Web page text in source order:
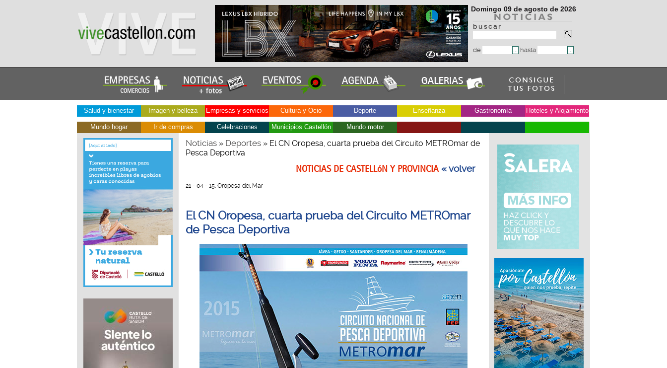
Domingo 09 de agosto de 2026
b u s c a r
de hasta
Salud y bienestar Imagen y belleza Empresas y servicios Cultura y Ocio Deporte Enseñanza Gastronomía Hoteles y Alojamiento
Mundo hogar Ir de compras Celebraciones Municipios Castellón Mundo motor
Noticias» Deportes» El CN Oropesa, cuarta prueba del Circuito METROmar de
Pesca Deportiva
NOTICIAS DE CASTELLóN Y PROVINCIA« volver
21 - 04 - 15, Oropesa del Mar
El CN Oropesa, cuarta prueba del Circuito METROmar
de Pesca Deportiva